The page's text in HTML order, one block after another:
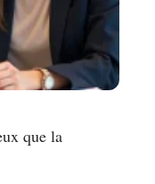
que la